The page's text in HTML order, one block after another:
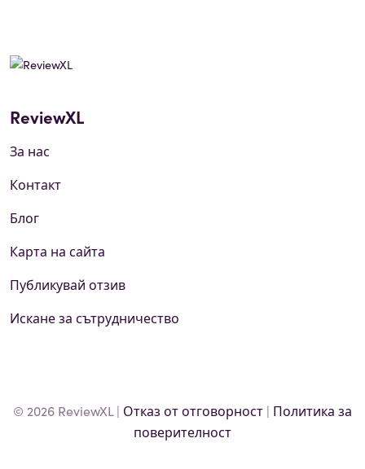
ReviewXL
За нас
Контакт
Блог
Карта на сайта
Публикувай отзив
Искане за сътрудничество
© 2026 ReviewXL | Отказ от отговорност | Политика за
поверителност